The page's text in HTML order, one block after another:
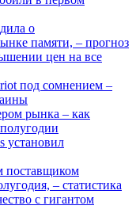
о
памяти, – прогноз
цен на все
под сомнением –
рынка – как
установил
поставщиком
– статистика
с гигантом